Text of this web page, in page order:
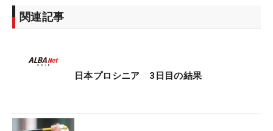
ギーのパープレー。「（今日は）すごく大きいスコ
アが出るピン位置ではないので、僕がいいスコアで
単にいかないのがゴルフです」。片山の読み通り上
位陣は伸び悩んだが、片山も足踏みが続いた。
で転がった。ピンまで20ヤードほど。深いラフから
関連記事
日本プロシニア 3日目の結果